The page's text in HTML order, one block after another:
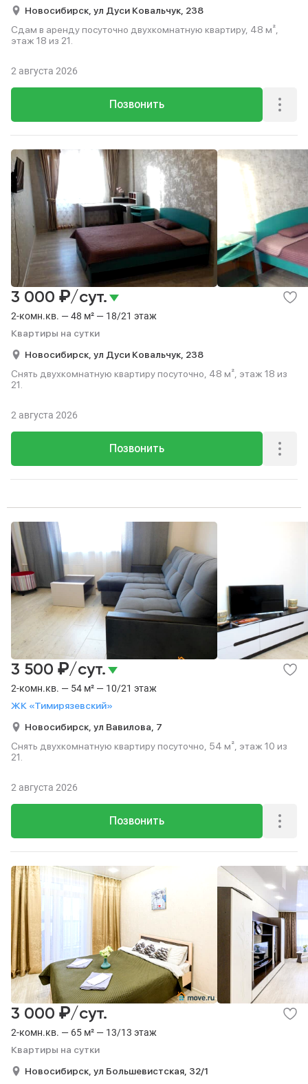
Новосибирск, ул Дуси Ковальчук, 238
Сдам в аренду посуточно двухкомнатную квартиру, 48 м²,
этаж 18 из 21.
Позвонить
2 августа 2026
2-комн.кв. — 48 м² — 18/21 этаж
Квартиры на сутки
3 000 ₽/сут.
Новосибирск, ул Дуси Ковальчук, 238
Снять двухкомнатную квартиру посуточно, 48 м², этаж 18 из
21.
Позвонить
2 августа 2026
2-комн.кв. — 54 м² — 10/21 этаж
ЖК «Тимирязевский»
3 500 ₽/сут.
Новосибирск, ул Вавилова, 7
Снять двухкомнатную квартиру посуточно, 54 м², этаж 10 из
21.
Позвонить
2 августа 2026
2-комн.кв. — 65 м² — 13/13 этаж
Квартиры на сутки
3 000 ₽/сут.
Новосибирск, ул Большевистская, 32/1